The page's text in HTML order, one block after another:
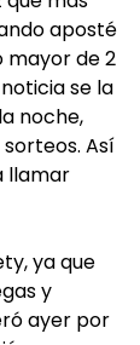
aposté
mayor de 2
se la
noche,
Así
llamar
ya que
y
ayer por